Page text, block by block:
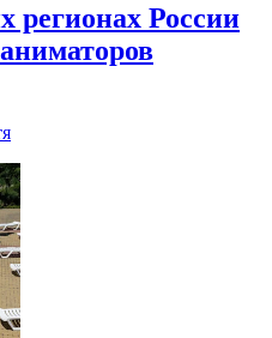
регионах России